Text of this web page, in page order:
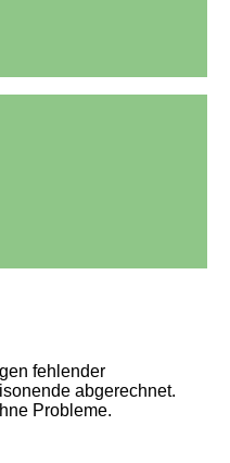
fehlender
abgerechnet.
Probleme.